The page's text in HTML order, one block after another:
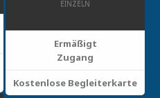
EINZELN
Ermäßigt
Zugang
Kostenlose Begleiterkarte